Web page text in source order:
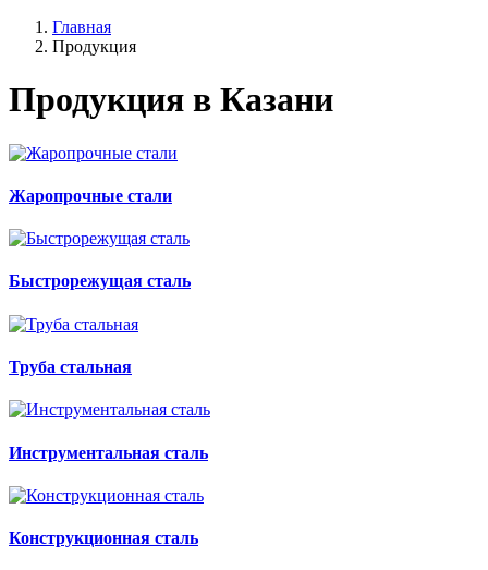
Главная
Продукция
Продукция в Казани
Жаропрочные стали
Быстрорежущая сталь
Труба стальная
Инструментальная сталь
Конструкционная сталь